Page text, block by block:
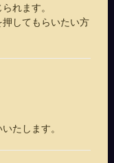
れます。
してもらいたい方
たします。